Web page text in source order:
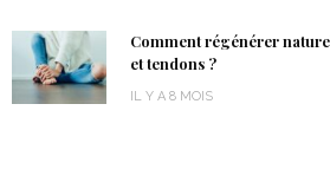
Comment régénérer
et tendons ?
IL Y A 8 MOIS